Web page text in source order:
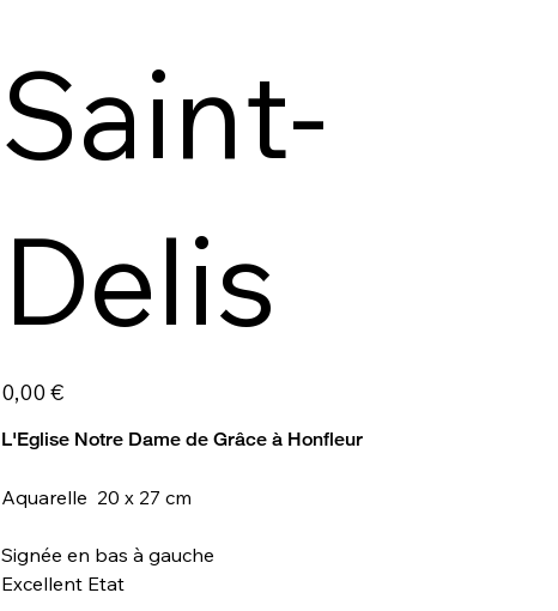
Saint-
Delis
Prix
0,00 €
L'Eglise Notre Dame de Grâce à Honfleur
Aquarelle 20 x 27 cm
Signée en bas à gauche
Excellent Etat